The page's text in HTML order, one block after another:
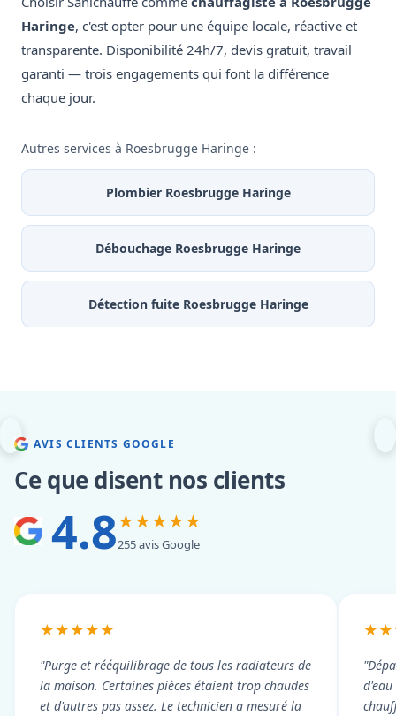
Haringe, c'est opter pour une équipe locale, réactive et
transparente. Disponibilité 24h/7, devis gratuit, travail
garanti — trois engagements qui font la différence
chaque jour.
Autres services à Roesbrugge Haringe :
Plombier Roesbrugge Haringe
Débouchage Roesbrugge Haringe
Détection fuite Roesbrugge Haringe
AVIS CLIENTS GOOGLE
Ce que disent nos clients
4.8★★★★★
255 avis Google
★★★★★
"Purge et rééquilibrage de tous les radiateurs de
la maison. Certaines pièces étaient trop chaudes
et d'autres pas assez. Le technicien a mesuré la